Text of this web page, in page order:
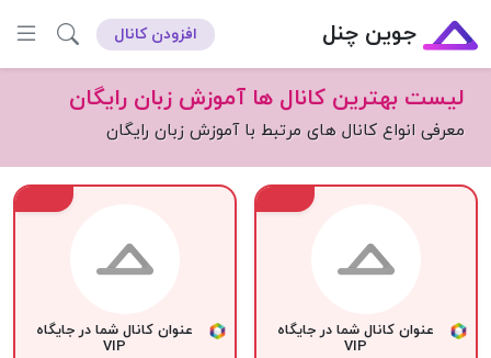
جوین چنل افزودن کانال
لیست بهترین کانال ها آموزش زبان رایگان
معرفی انواع کانال های مرتبط با آموزش زبان رایگان
عنوان کانال شما در جایگاه
VIP
عنوان کانال شما در جایگاه
VIP